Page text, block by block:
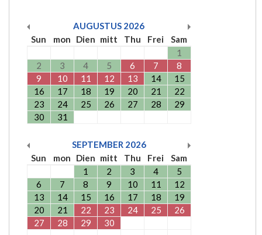
AUGUSTUS 2026
Sun
mon Dien mitt Thu Frei
Sam
1
2
3 4 5 6 7
8
9
10 11 12 13 14
15
16
17 18 19 20 21
22
23
24 25 26 27 28
29
30
31
SEPTEMBER 2026
Sun
mon Dien mitt Thu Frei
Sam
1
2 3 4
5
6
7 8 9 10 11
12
13
14 15 16 17 18
19
20
21 22 23 24 25
26
27
28 29 30